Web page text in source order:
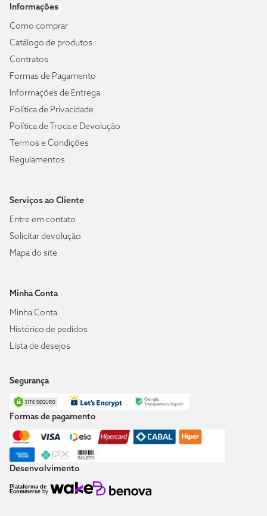
Informações
Como comprar
Catálogo de produtos
Contratos
Formas de Pagamento
Informações de Entrega
Política de Privacidade
Política de Troca e Devolução
Termos e Condições
Regulamentos
Serviços ao Cliente
Entre em contato
Solicitar devolução
Mapa do site
Minha Conta
Minha Conta
Histórico de pedidos
Lista de desejos
Segurança
Formas de pagamento
Desenvolvimento